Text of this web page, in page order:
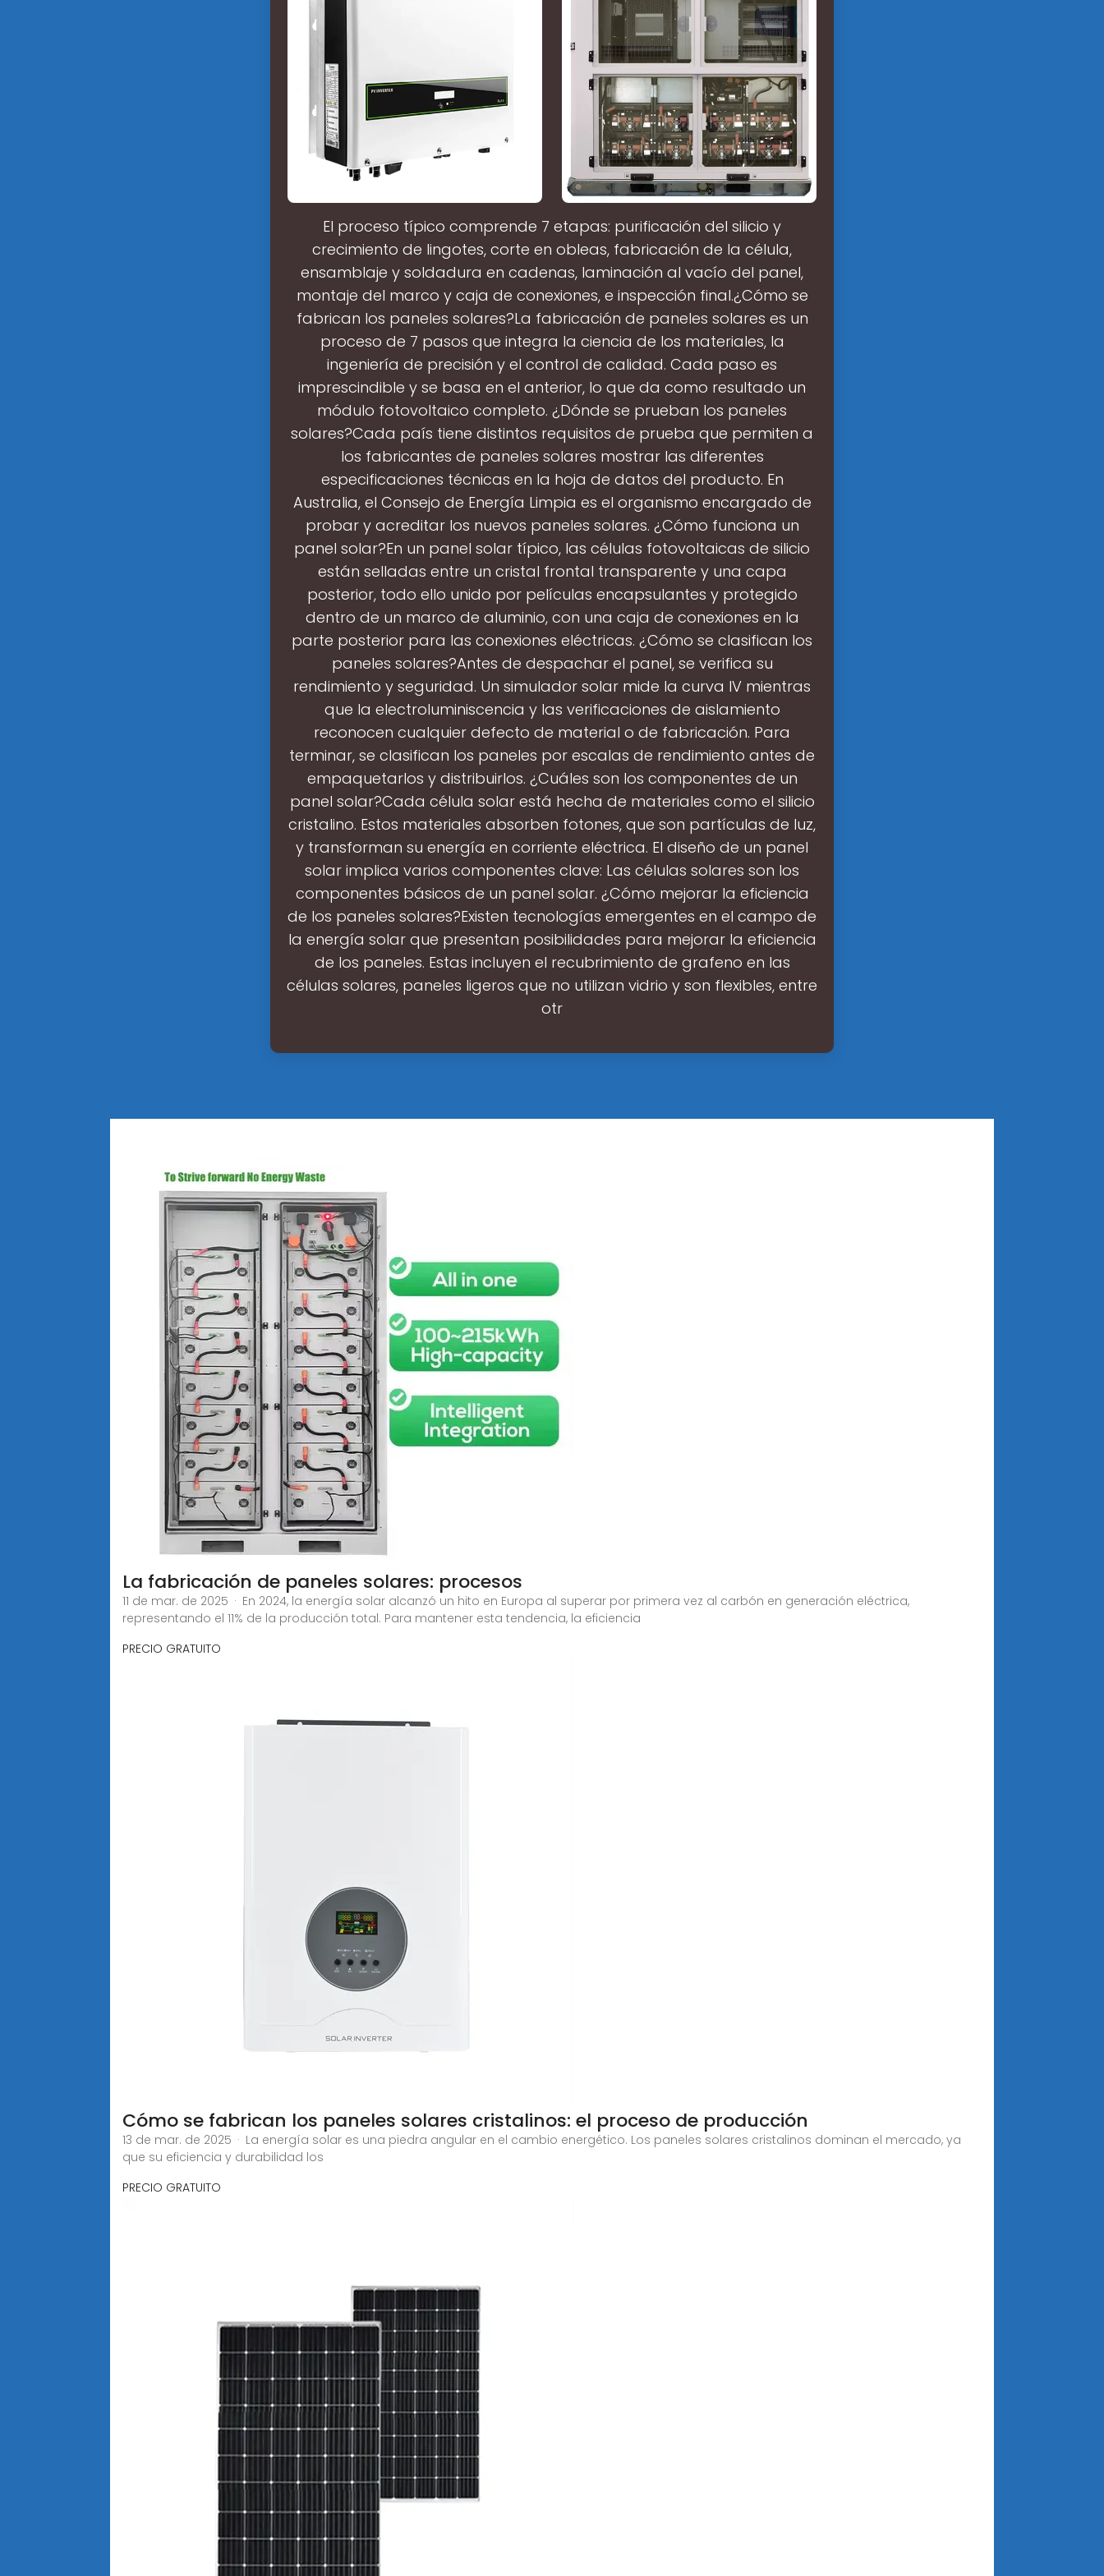
El proceso típico comprende 7 etapas: purificación del silicio y
crecimiento de lingotes, corte en obleas, fabricación de la célula,
ensamblaje y soldadura en cadenas, laminación al vacío del panel,
montaje del marco y caja de conexiones, e inspección final.¿Cómo se
fabrican los paneles solares?La fabricación de paneles solares es un
proceso de 7 pasos que integra la ciencia de los materiales, la
ingeniería de precisión y el control de calidad. Cada paso es
imprescindible y se basa en el anterior, lo que da como resultado un
módulo fotovoltaico completo. ¿Dónde se prueban los paneles
solares?Cada país tiene distintos requisitos de prueba que permiten a
los fabricantes de paneles solares mostrar las diferentes
especificaciones técnicas en la hoja de datos del producto. En
Australia, el Consejo de Energía Limpia es el organismo encargado de
probar y acreditar los nuevos paneles solares. ¿Cómo funciona un
panel solar?En un panel solar típico, las células fotovoltaicas de silicio
están selladas entre un cristal frontal transparente y una capa
posterior, todo ello unido por películas encapsulantes y protegido
dentro de un marco de aluminio, con una caja de conexiones en la
parte posterior para las conexiones eléctricas. ¿Cómo se clasifican los
paneles solares?Antes de despachar el panel, se verifica su
rendimiento y seguridad. Un simulador solar mide la curva IV mientras
que la electroluminiscencia y las verificaciones de aislamiento
reconocen cualquier defecto de material o de fabricación. Para
terminar, se clasifican los paneles por escalas de rendimiento antes de
empaquetarlos y distribuirlos. ¿Cuáles son los componentes de un
panel solar?Cada célula solar está hecha de materiales como el silicio
cristalino. Estos materiales absorben fotones, que son partículas de luz,
y transforman su energía en corriente eléctrica. El diseño de un panel
solar implica varios componentes clave: Las células solares son los
componentes básicos de un panel solar. ¿Cómo mejorar la eficiencia
de los paneles solares?Existen tecnologías emergentes en el campo de
la energía solar que presentan posibilidades para mejorar la eficiencia
de los paneles. Estas incluyen el recubrimiento de grafeno en las
células solares, paneles ligeros que no utilizan vidrio y son flexibles, entre
otr
La fabricación de paneles solares: procesos
11 de mar. de 2025 · En 2024, la energía solar alcanzó un hito en Europa al superar por primera vez al carbón en generación eléctrica,
representando el 11% de la producción total. Para mantener esta tendencia, la eficiencia
PRECIO GRATUITO
Cómo se fabrican los paneles solares cristalinos: el proceso de producción
13 de mar. de 2025 · La energía solar es una piedra angular en el cambio energético. Los paneles solares cristalinos dominan el mercado, ya
que su eficiencia y durabilidad los
PRECIO GRATUITO